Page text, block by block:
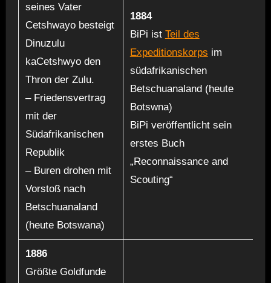
seines Vater
Cetshwayo besteigt
Dinuzulu
kaCetshwyo den
Thron der Zulu.
– Friedensvertrag
mit der
Südafrikanischen
Republik
– Buren drohen mit
Vorstoß nach
Betschuanaland
(heute Botswana)
1884
BiPi ist Teil des
Expeditionskorps im
südafrikanischen
Betschuanaland (heute
Botswna)
BiPi veröffentlicht sein
erstes Buch
„Reconnaissance and
Scouting“
1886
Größte Goldfunde